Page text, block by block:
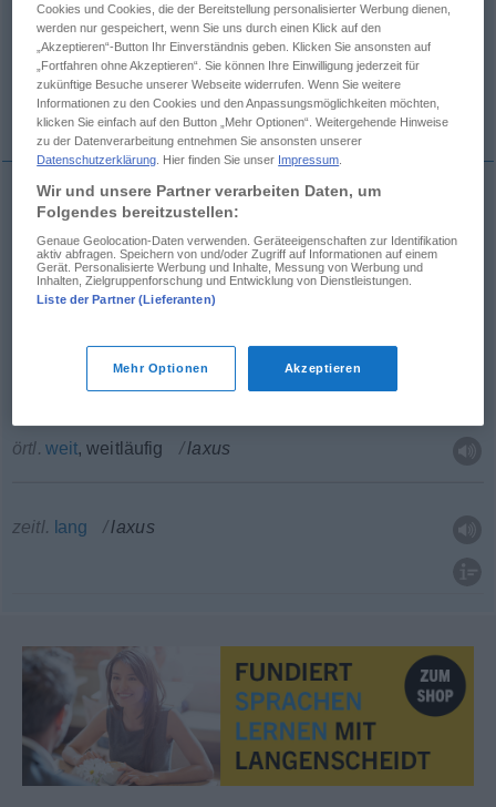
(Für mehr Details die Übersetzung anklicken/antippen)
schlaff, locker zwanglos, frei
weit, weitläufig lang
,
örtl. weit, weitläufig laxus
zeitl. lang laxus
Cookies und Cookies, die der Bereitstellung personalisierter Werbung dienen,
werden nur gespeichert, wenn Sie uns durch einen Klick auf den
„Akzeptieren“-Button Ihr Einverständnis geben. Klicken Sie ansonsten auf
„Fortfahren ohne Akzeptieren“. Sie können Ihre Einwilligung jederzeit für
zukünftige Besuche unserer Webseite widerrufen. Wenn Sie weitere
Informationen zu den Cookies und den Anpassungsmöglichkeiten möchten,
klicken Sie einfach auf den Button „Mehr Optionen“. Weitergehende Hinweise
zu der Datenverarbeitung entnehmen Sie ansonsten unserer
Datenschutzerklärung . Hier finden Sie unser Impressum
Wir und unsere Partner verarbeiten Daten, um
Folgendes bereitzustellen:
Genaue Geolocation-Daten verwenden. Geräteeigenschaften zur Identifikation
aktiv abfragen. Speichern von und/oder Zugriff auf Informationen auf einem
Gerät. Personalisierte Werbung und Inhalte, Messung von Werbung und
Inhalten, Zielgruppenforschung und Entwicklung von Dienstleistungen.
Liste der Partner (Lieferanten)
Mehr Optionen Akzeptieren